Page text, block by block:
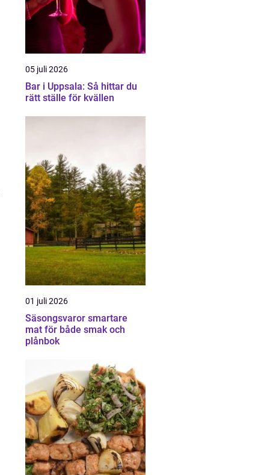
05 juli 2026
Bar i Uppsala: Så hittar du
rätt ställe för kvällen
01 juli 2026
Säsongsvaror smartare
mat för både smak och
plånbok